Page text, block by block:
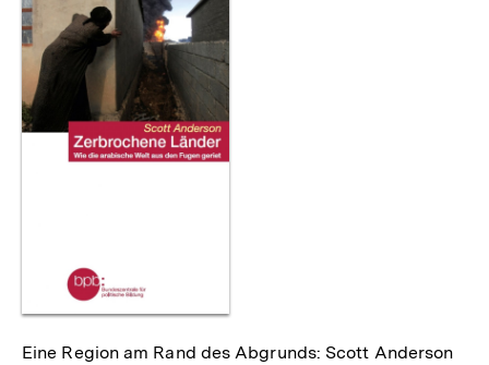
Eine Region am Rand des Abgrunds: Scott Anderson